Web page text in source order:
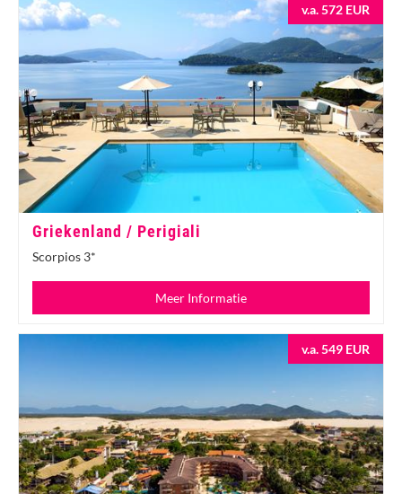
v.a. 572 EUR
Griekenland / Perigiali
Scorpios 3*
Meer Informatie
v.a. 549 EUR